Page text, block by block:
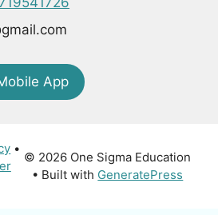
App
•
© 2026 One Sigma Education
• Built with GeneratePress